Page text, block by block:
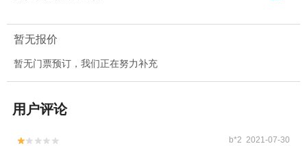
暂无报价
暂无门票预订，我们正在努力补充
用户评论

 b*2 2021-07-30